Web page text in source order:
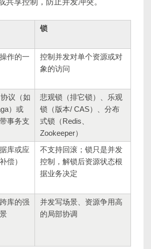
共享控制，防止并发冲突。
锁
作的一
控制并发对单个资源或对
象的访问
议（如
）或
事务支
悲观锁（排它锁）、乐观
锁（版本/ CAS）、分布
式锁（Redis、
Zookeeper）
库或应
偿）
不支持回滚；锁只是并发
控制，解锁后资源状态根
据业务决定
库的强
并发写场景、资源争用高
的局部协调